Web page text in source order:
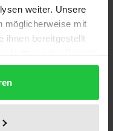
weiter. Unsere
möglicherweise mit
ihnen bereitgestellt
solches Programm
zu
sich in Hinblick
ähnlichen
sieht, wie sie